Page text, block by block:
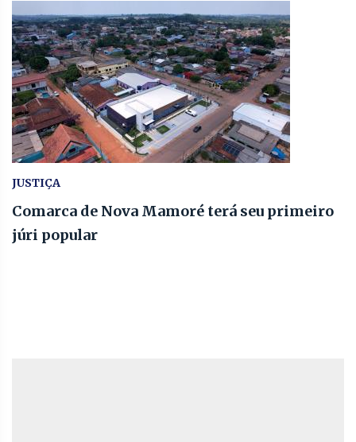
JUSTIÇA
Comarca de Nova Mamoré terá seu primeiro
júri popular